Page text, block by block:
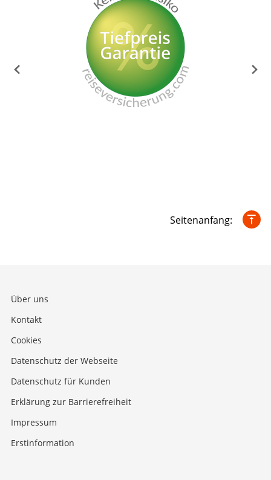
Seitenanfang:
Über uns
Kontakt
Cookies
Datenschutz der Webseite
Datenschutz für Kunden
Erklärung zur Barrierefreiheit
Impressum
Erstinformation